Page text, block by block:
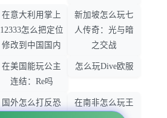
在意大利用掌上
12333怎么把定位
修改到中国国内
新加坡怎么玩七
人传奇：光与暗
之交战
在美国能玩公主
连结：Re吗
怎么玩Dive欧服
国外怎么打反恐
在南非怎么玩王